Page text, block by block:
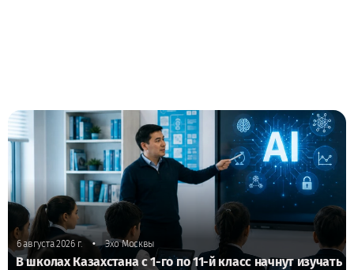
6 августа 2026 г. • Эхо Москвы
В школах Казахстана с 1-го по 11-й класс начнут изучать